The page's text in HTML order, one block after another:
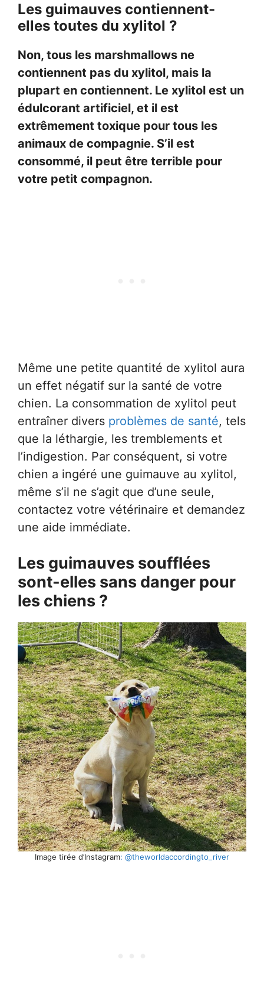
Les guimauves contiennent-
elles toutes du xylitol ?
Non, tous les marshmallows ne
contiennent pas du xylitol, mais la
plupart en contiennent. Le xylitol est un
édulcorant artificiel, et il est
extrêmement toxique pour tous les
animaux de compagnie. S’il est
consommé, il peut être terrible pour
votre petit compagnon.
Même une petite quantité de xylitol aura
un effet négatif sur la santé de votre
chien. La consommation de xylitol peut
entraîner divers problèmes de santé, tels
que la léthargie, les tremblements et
l’indigestion. Par conséquent, si votre
chien a ingéré une guimauve au xylitol,
même s’il ne s’agit que d’une seule,
contactez votre vétérinaire et demandez
une aide immédiate.
Les guimauves soufflées
sont-elles sans danger pour
les chiens ?
Image tirée d’Instagram: @theworldaccordingto_river